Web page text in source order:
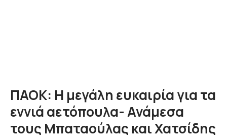
ΠΑΟΚ: Η μεγάλη ευκαιρία για τα
εννιά αετόπουλα- Ανάμεσα
τους Μπαταούλας και Χατσίδης